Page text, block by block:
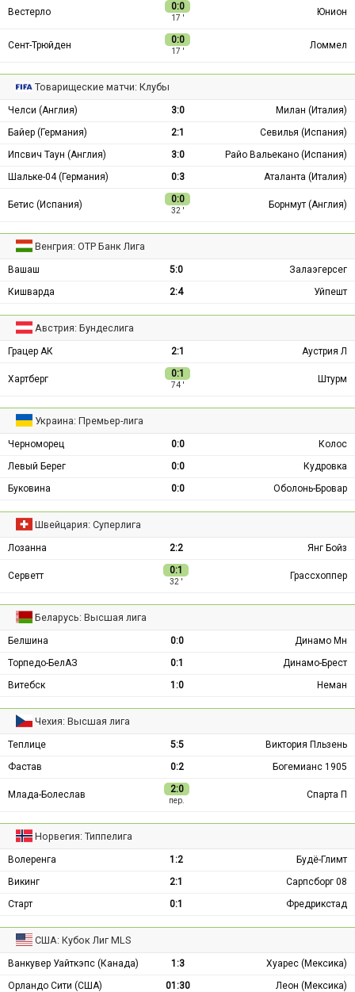
Вестерло 0:0
17 ′
Юнион
Сент-Трюйден 0:0
17 ′
Ломмел
Товарищеские матчи: Клубы
Челси (Англия) 3:0
Милан (Италия)
Байер (Германия)
2:1
Севилья (Испания)
Ипсвич Таун (Англия)
3:0
Райо Вальекано (Испания)
Шальке-04 (Германия)
0:3 Аталанта (Италия)
Бетис (Испания) 0:0
32 ′
Борнмут (Англия)
Венгрия: ОТР Банк Лига
Вашаш 5:0
Залаэгерсег
Кишварда
2:4 Уйпешт
Австрия: Бундеслига
Грацер АК 2:1 Аустрия Л
Хартберг 0:1
74 ′
Штурм
Украина: Премьер-лига
Черноморец 0:0
Колос
Левый Берег
0:0
Кудровка
Буковина
0:0 Оболонь-Бровар
Швейцария: Суперлига
Лозанна 2:2 Янг Бойз
Серветт 0:1
32 ′
Грассхоппер
Беларусь: Высшая лига
Белшина 0:0
Динамо Мн
Торпедо-БелАЗ
0:1
Динамо-Брест
Витебск
1:0 Неман
Чехия: Высшая лига
Теплице 5:5
Виктория Пльзень
Фастав
0:2 Богемианс 1905
Млада-Болеслав 2:0
пер.
Спарта П
Норвегия: Типпелига
Волеренга 1:2
Будё-Глимт
Викинг
2:1
Сарпсборг 08
Старт
0:1 Фредрикстад
США: Кубок Лиг MLS
Ванкувер Уайткэпс (Канада) 1:3
Хуарес (Мексика)
Орландо Сити (США)
01:30
Леон (Мексика)